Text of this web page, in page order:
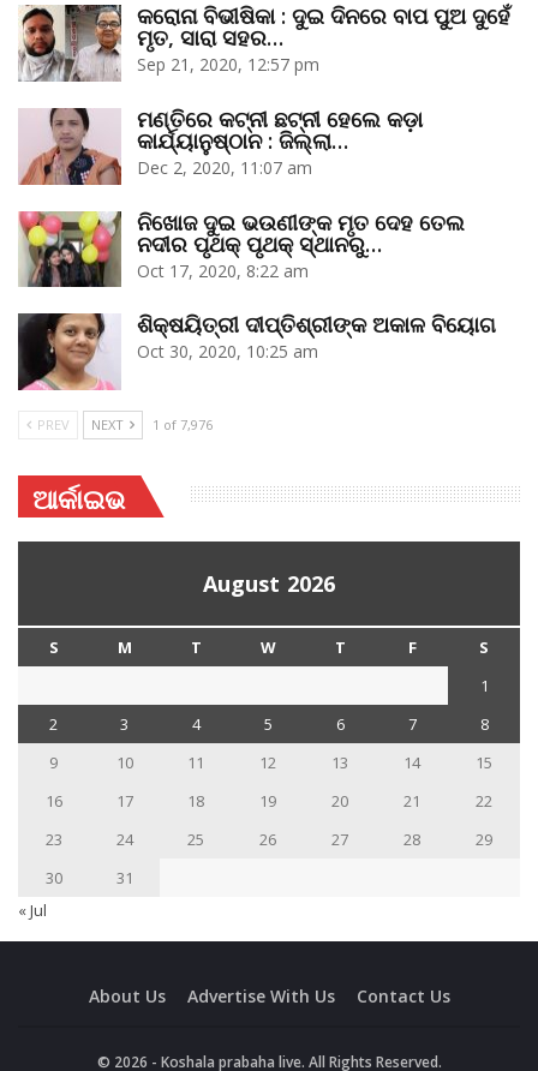
କରୋନା ବିଭୀଷିକା : ଦୁଇ ଦିନରେ ବାପ ପୁଅ ଦୁହେଁ
ମୃତ, ସାରା ସହର…
Sep 21, 2020, 12:57 pm
ମଣ୍ତିରେ କଟ୍‌ନୀ ଛଟ୍‌ନୀ ହେଲେ କଡ଼ା
କାର୍ଯ୍ୟାନୁଷ୍ଠାନ : ଜିଲ୍ଲା…
Dec 2, 2020, 11:07 am
ନିଖୋଜ ଦୁଇ ଭଉଣୀଙ୍କ ମୃତ ଦେହ ତେଲ
ନଦୀର ପୃଥକ୍‌ ପୃଥକ୍‌ ସ୍ଥାନରୁ…
Oct 17, 2020, 8:22 am
ଶିକ୍ଷୟିତ୍ରୀ ଦୀପ୍ତିଶ୍ରୀଙ୍କ ଅକାଳ ବିୟୋଗ
Oct 30, 2020, 10:25 am
PREV NEXT 1 of 7,976
ଆର୍କାଇଭ
August 2026
S M T W T F
S
1
2
3 4 5 6 7
8
9
10 11 12 13 14
15
16
17 18 19 20 21
22
23
24 25 26 27 28
29
30
31
« Jul
About Us Advertise With Us Contact Us
© 2026 - Koshala prabaha live. All Rights Reserved.